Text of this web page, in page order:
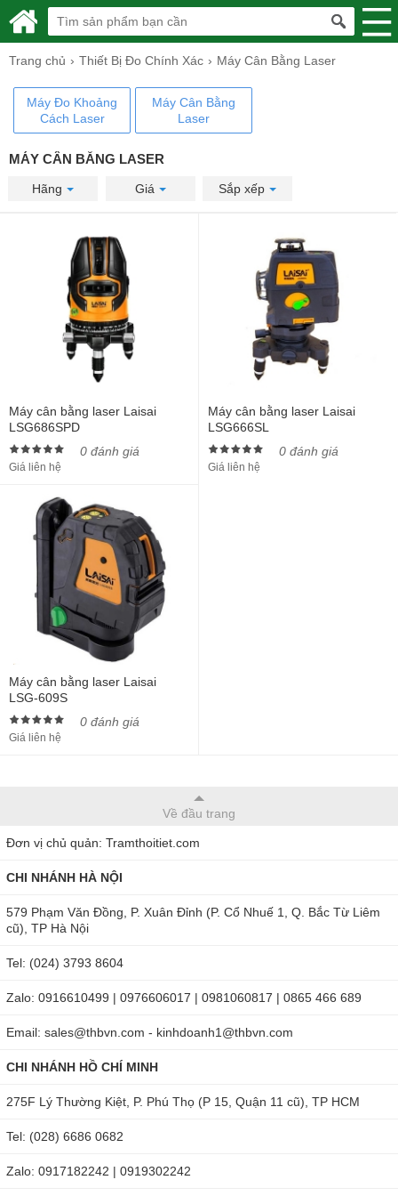
Trang chủ Thiết Bị Đo Chính Xác Máy Cân Bằng Laser
Máy Đo Khoảng
Cách Laser
Máy Cân Bằng
Laser
MÁY CÂN BẰNG LASER
Hãng Giá Sắp xếp
Máy cân bằng laser Laisai
LSG686SPD
0 đánh giá
Giá liên hệ
Máy cân bằng laser Laisai
LSG666SL
0 đánh giá
Giá liên hệ
Máy cân bằng laser Laisai
LSG-609S
0 đánh giá
Giá liên hệ
Về đầu trang
Đơn vị chủ quản: Tramthoitiet.com
CHI NHÁNH HÀ NỘI
579 Phạm Văn Đồng, P. Xuân Đỉnh (P. Cổ Nhuế 1, Q. Bắc Từ Liêm
cũ), TP Hà Nội
Tel: (024) 3793 8604
Zalo: 0916610499 | 0976606017 | 0981060817 | 0865 466 689
Email: sales@thbvn.com - kinhdoanh1@thbvn.com
CHI NHÁNH HỒ CHÍ MINH
275F Lý Thường Kiệt, P. Phú Thọ (P 15, Quận 11 cũ), TP HCM
Tel: (028) 6686 0682
Zalo: 0917182242 | 0919302242